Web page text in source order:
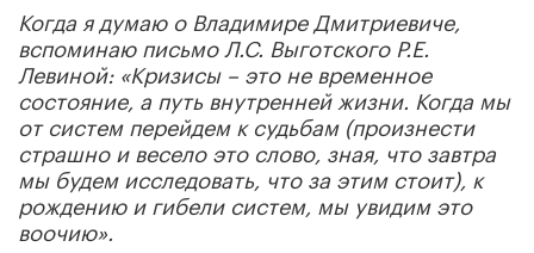
Когда я думаю о Владимире Дмитриевиче,
вспоминаю письмо Л.С. Выготского Р.Е.
Левиной: «Кризисы – это не временное
состояние, а путь внутренней жизни. Когда мы
от систем перейдем к судьбам (произнести
страшно и весело это слово, зная, что завтра
мы будем исследовать, что за этим стоит), к
рождению и гибели систем, мы увидим это
воочию».